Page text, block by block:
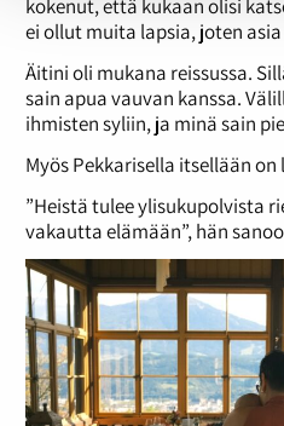
kokenut, että kukaan olisi
ei ollut muita lapsia, joten
Äitini oli mukana reissussa.
sain apua vauvan kanssa.
ihmisten syliin, ja minä sain
Myös Pekkarisella itsellään on
”Heistä tulee ylisukupolvista
vakautta elämään”, hän